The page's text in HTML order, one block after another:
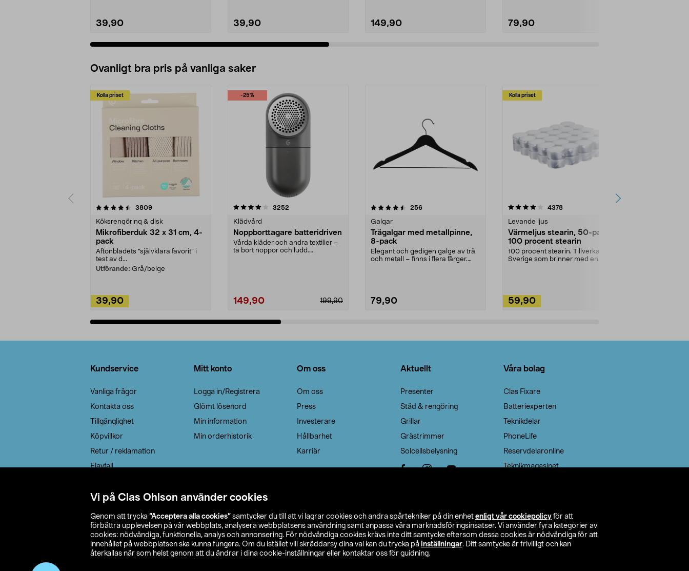
Vi på Clas Ohlson använder cookies
Genom att trycka ”Acceptera alla cookies” samtycker du till att vi lagrar cookies och andra spårtekniker på din enhet enligt vår cookiepolicy för att
förbättra upplevelsen på vår webbplats, analysera webbplatsens användning samt anpassa våra marknadsföringsinsatser. Vi använder fyra kategorier av
cookies: nödvändiga, funktionella, analys och annonsering. För nödvändiga cookies krävs inte ditt samtycke eftersom dessa cookies är nödvändiga för att
innehållet på webbplatsen ska kunna fungera. Om du istället vill skräddarsy dina val kan du trycka på inställningar. Ditt samtycke är frivilligt och kan
återkallas när som helst genom att du ändrar i dina cookie-inställningar eller kontaktar oss för guidning.
39,90 39,90 149,90 79,90
Ovanligt bra pris på vanliga saker
Kolla priset
3809recensioner
Köksrengöring & disk
Mikrofiberduk 32 x 31 cm, 4-
pack
Aftonbladets "självklara favorit” i
test av d...
Utförande: Grå/beige
39,90
-25%
4.0av 5 stjärnor 3252
Klädvård
Noppborttagare batteridriven
Vårda kläder och andra textilier –
ta bort noppor och ludd.
199,90
149,90
4.5av 5 stjärnor 256recensioner
Galgar
Trägalgar med metallpinne,
8-pack
Elegant och gedigen galge av trä
och metall – finns i flera färger.
79,90
Kolla priset
4.0av 5 stjärnor 4378recensioner
Levande ljus
Värmeljus stearin, 50-pack,
100 procent stearin
100 procent stearin. Tillverkade i
Sverige som brinner med en
59,90
4.5av 5 stjärnor
Kundservice
Vanliga frågor
Kontakta oss
Tillgänglighet
Köpvillkor
Retur / reklamation
Elavfall
Leveransalternativ
Mitt konto
Logga in/Registrera
Glömt lösenord
Min information
Min orderhistorik
Om oss
Om oss
Press
Investerare
Hållbarhet
Karriär
Aktuellt
Presenter
Städ & rengöring
Grillar
Grästrimmer
Solcellsbelysning
Våra bolag
Clas Fixare
Batteriexperten
Teknikdelar
PhoneLife
Reservdelaronline
Teknikmagasinet